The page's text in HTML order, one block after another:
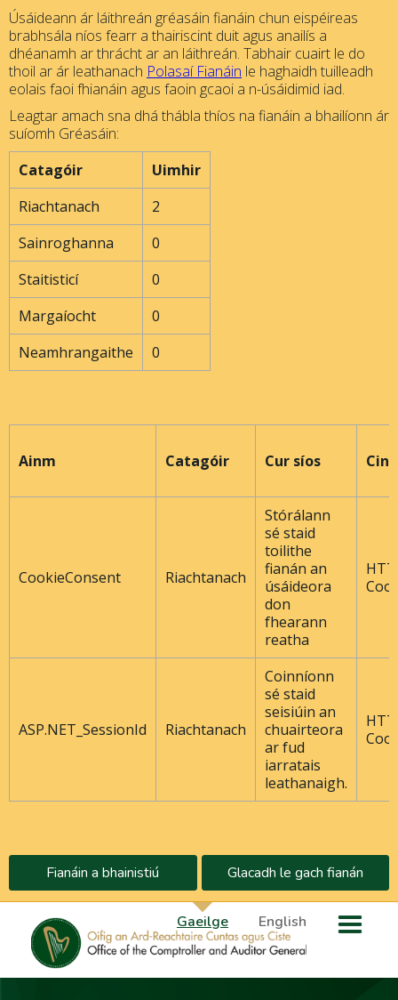
Úsáideann ár láithreán gréasáin fianáin chun eispéireas
brabhsála níos fearr a thairiscint duit agus anailís a
dhéanamh ar thrácht ar an láithreán. Tabhair cuairt le do
thoil ar ár leathanach Polasaí Fianáin le haghaidh tuilleadh
eolais faoi fhianáin agus faoin gcaoi a n-úsáidimid iad.
Leagtar amach sna dhá thábla thíos na fianáin a bhailíonn ár
suíomh Gréasáin:
Catagóir
Uimhir
Riachtanach
2
Sainroghanna
0
Staitisticí
0
Margaíocht
0
Neamhrangaithe
0
Ainm Catagóir Cur síos
CookieConsent Riachtanach
Stórálann
sé staid
toilithe
fianán an
úsáideora
don
fhearann ​​
reatha
ASP.NET_SessionId Riachtanach
Coinníonn
sé staid
seisiúin an
chuairteora
ar fud
iarratais
leathanaigh.
Fianáin a bhainistiú Glacadh le gach fianán
Gaeilge English